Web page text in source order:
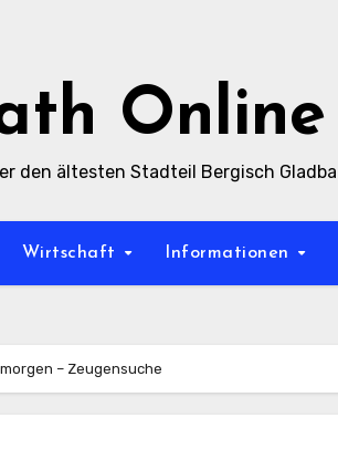
Online
den ältesten Stadteil Bergisch
Wirtschaft Informationen
– Zeugensuche